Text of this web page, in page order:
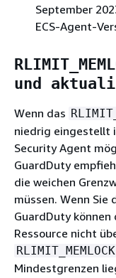
September
ECS-Agent-
und
Wenn das
niedrig eingestellt
Security Agent
GuardDuty
die weichen
müssen. Wenn
GuardDuty
Ressource nicht
RLIMIT_MEMLOCK
Mindestgrenzen